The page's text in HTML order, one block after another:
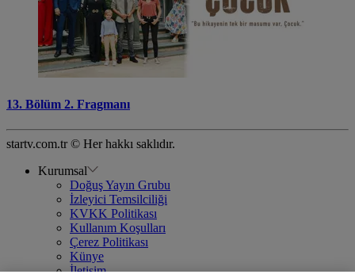
13. Bölüm 2. Fragmanı
startv.com.tr © Her hakkı saklıdır.
Kurumsal
Doğuş Yayın Grubu
İzleyici Temsilciliği
KVKK Politikası
Kullanım Koşulları
Çerez Politikası
Künye
İletişim